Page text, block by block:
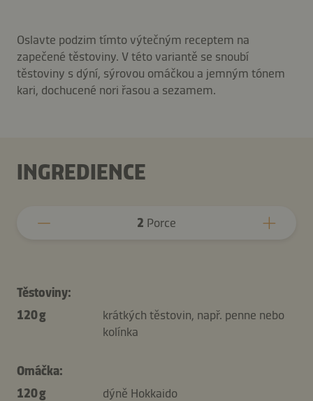
Oslavte podzim tímto výtečným receptem na
zapečené těstoviny. V této variantě se snoubí
těstoviny s dýní, sýrovou omáčkou a jemným tónem
kari, dochucené nori řasou a sezamem.
INGREDIENCE
2 Porce
Těstoviny:
120 g
krátkých těstovin, např. penne nebo
kolínka
Omáčka:
120 g
dýně Hokkaido